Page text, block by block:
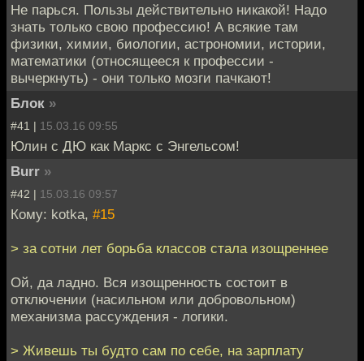
Не парься. Пользы действительно никакой! Надо
знать только свою профессию! А всякие там
физики, химии, биологии, астрономии, истории,
математики (относящееся к профессии -
вычеркнуть) - они только мозги пачкают!
Блок »
#41 | 15.03.16 09:55
Юлин с ДЮ как Маркс с Энгельсом!
Burr »
#42 | 15.03.16 09:57
Кому: kotka, #15
> за сотни лет борьба классов стала изощреннее
Ой, да ладно. Вся изощренность состоит в
отключении (насильном или добровольном)
механизма рассуждения - логики.
> Живешь ты будто сам по себе, на зарплату